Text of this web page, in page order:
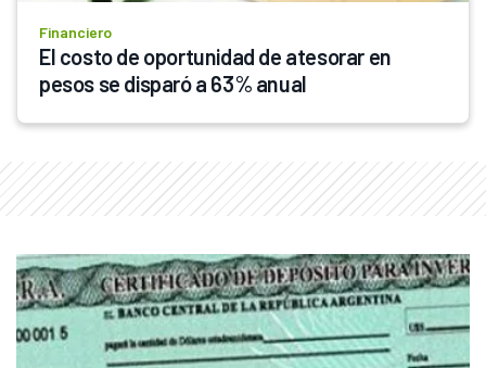
Financiero
El costo de oportunidad de atesorar en
pesos se disparó a 63% anual